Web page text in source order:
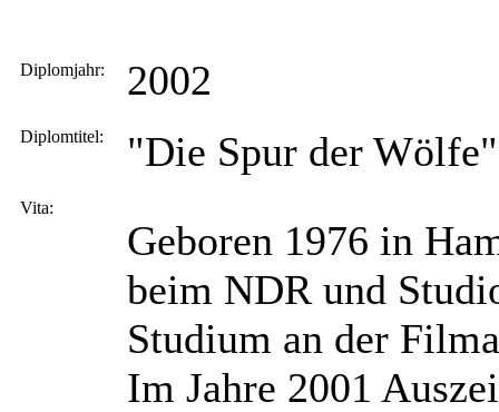
Diplomjahr: 2002
Diplomtitel: "Die Spur der Wölfe"
Vita:
Geboren 1976 in
beim NDR und
Studium an der
Im Jahre 2001